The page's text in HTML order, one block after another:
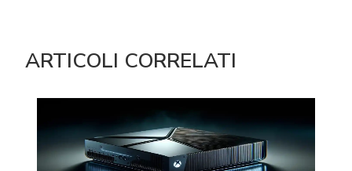
ARTICOLI CORRELATI